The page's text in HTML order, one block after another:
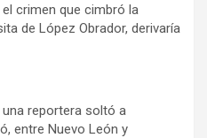
crimen que cimbró la
de López Obrador, derivaría
reportera soltó a
entre Nuevo León y